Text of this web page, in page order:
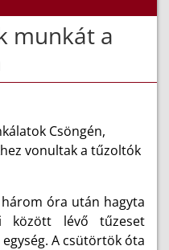
munkát a
Csöngén,
vonultak a tűzoltók
óra után hagyta
között lévő tűzeset
A csütörtök óta